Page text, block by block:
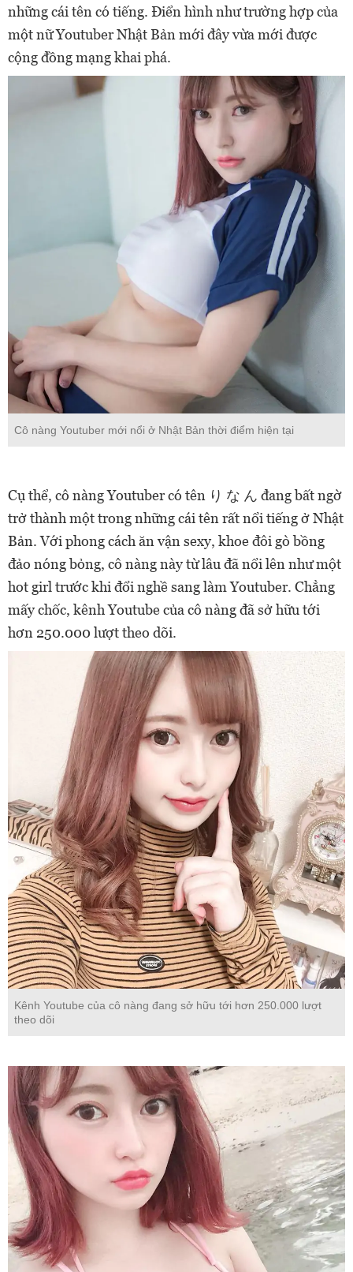
những cái tên có tiếng. Điển hình như trường hợp của
một nữ Youtuber Nhật Bản mới đây vừa mới được
cộng đồng mạng khai phá.
Cô nàng Youtuber mới nổi ở Nhật Bản thời điểm hiện tại
Cụ thể, cô nàng Youtuber có tên り な ん đang bất ngờ
trở thành một trong những cái tên rất nổi tiếng ở Nhật
Bản. Với phong cách ăn vận sexy, khoe đôi gò bồng
đảo nóng bỏng, cô nàng này từ lâu đã nổi lên như một
hot girl trước khi đổi nghề sang làm Youtuber. Chẳng
mấy chốc, kênh Youtube của cô nàng đã sở hữu tới
hơn 250.000 lượt theo dõi.
Kênh Youtube của cô nàng đang sở hữu tới hơn 250.000 lượt
theo dõi